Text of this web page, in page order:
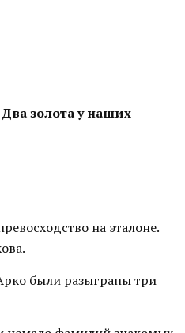
золота у наших
на эталоне.
были разыграны три